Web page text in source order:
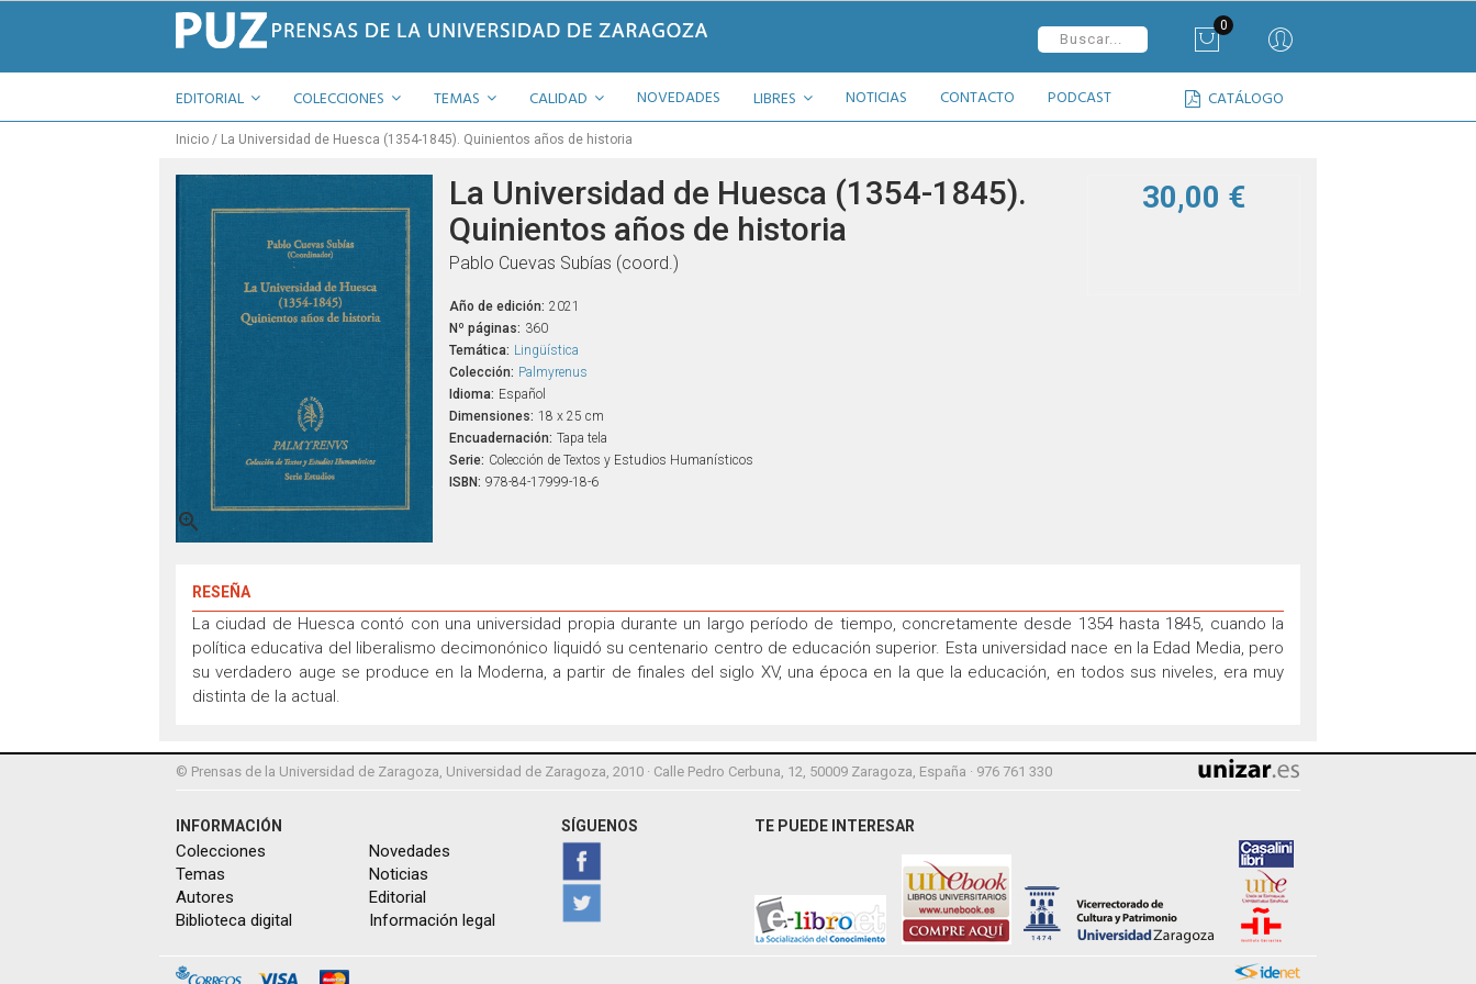
0
EDITORIAL COLECCIONES TEMAS CATÁLOGO
CALIDAD NOVEDADES LIBRES NOTICIAS CONTACTO PODCAST
Inicio La Universidad de Huesca (1354-1845). Quinientos años de historia

La Universidad de Huesca (1354-1845).
Quinientos años de historia
Pablo Cuevas Subías (coord.)
Año de edición: 2021
Nº páginas: 360
Temática: Lingüística
Colección: Palmyrenus
Idioma: Español
Dimensiones: 18 x 25 cm
Encuadernación: Tapa tela
Serie: Colección de Textos y Estudios Humanísticos
ISBN: 978-84-17999-18-6
30,00 €
RESEÑA
La ciudad de Huesca contó con una universidad propia durante un largo período de tiempo, concretamente desde 1354 hasta 1845, cuando la
política educativa del liberalismo decimonónico liquidó su centenario centro de educación superior. Esta universidad nace en la Edad Media, pero
su verdadero auge se produce en la Moderna, a partir de finales del siglo XV, una época en la que la educación, en todos sus niveles, era muy
distinta de la actual.
© Prensas de la Universidad de Zaragoza, Universidad de Zaragoza, 2010 · Calle Pedro Cerbuna, 12, 50009 Zaragoza, España · 976 761 330
INFORMACIÓN
Colecciones
Temas
Autores
Biblioteca digital
Novedades
Noticias
Editorial
Información legal
SÍGUENOS TE PUEDE INTERESAR